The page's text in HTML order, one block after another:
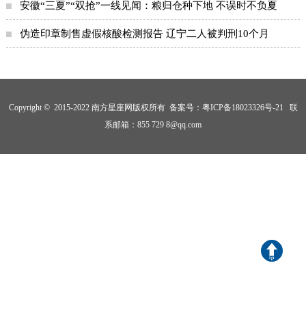
安徽“三夏”“双抢”一线见闻：粮归仓种下地 不误时不负夏
伪造印章制售虚假核酸检测报告 辽宁二人被判刑10个月
Copyright © 2015-2022 南方星座网版权所有 备案号： 粤ICP备18023326号-21 联
系邮箱：855 729 8@qq.com